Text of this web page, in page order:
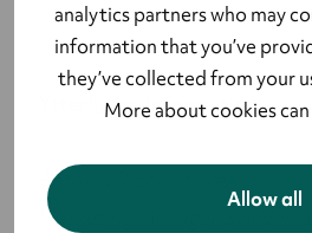
analytics partners who may
information that you’ve
they’ve collected from your
More about cookies
Allow all
Ytterligare information:
Antonia Ridderstråle
Marketing Manager Sweden,